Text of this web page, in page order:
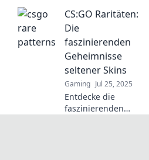
Skins und Muster.
Lass dich von
unserer
Entdeckungsreise
inspirieren und
finde dein nächstes
Sammlerstück!
CS:GO Raritäten:
Die
faszinierenden
Geheimnisse
seltener Skins
Gaming Jul 25, 2025
Entdecke die
faszinierenden